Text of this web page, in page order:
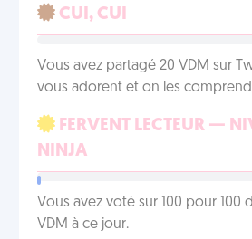
CUI, CUI
Vous avez partagé 20 VDM sur
vous adorent et on les
FERVENT LECTEUR —
NINJA
Vous avez voté sur 100 pour 100
VDM à ce jour.